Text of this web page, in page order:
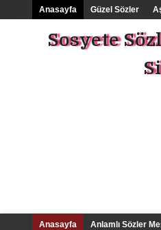
Anasayfa Güzel Sözler
Sosyete
Anasayfa Anlamlı Sözler